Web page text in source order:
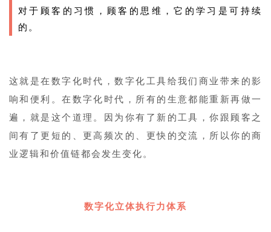
对于顾客的习惯，顾客的思维，它的学习是可持续
的。
这就是在数字化时代，数字化工具给我们商业带来的影
响和便利。在数字化时代，所有的生意都能重新再做一
遍，就是这个道理。因为你有了新的工具，你跟顾客之
间有了更短的、更高频次的、更快的交流，所以你的商
业逻辑和价值链都会发生变化。
数字化立体执行力体系